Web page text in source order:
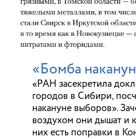
«Бомба
«РАН засекретила
городов в Сибири,
накануне выборов».
воздухом они дышат и
них есть поправки в